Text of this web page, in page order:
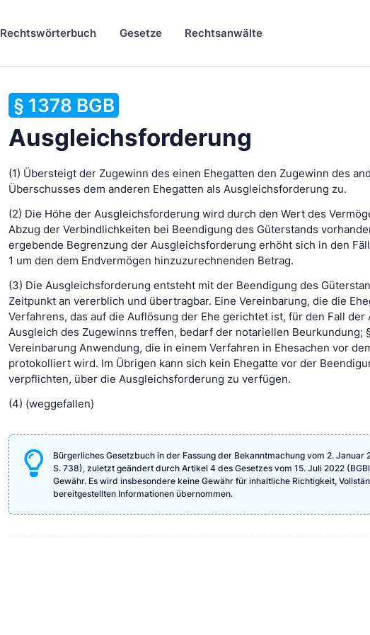
Rechtswörterbuch Gesetze Rechtsanwälte
§ 1378 BGB
Ausgleichsforderung
(1) Übersteigt der Zugewinn des einen Ehegatten den Zugewinn des
Überschusses dem anderen Ehegatten als Ausgleichsforderung zu.
(2) Die Höhe der Ausgleichsforderung wird durch den Wert des
Abzug der Verbindlichkeiten bei Beendigung des Güterstands
ergebende Begrenzung der Ausgleichsforderung erhöht sich in den
1 um den dem Endvermögen hinzuzurechnenden Betrag.
(3) Die Ausgleichsforderung entsteht mit der Beendigung des
Zeitpunkt an vererblich und übertragbar. Eine Vereinbarung, die die
Verfahrens, das auf die Auflösung der Ehe gerichtet ist, für den Fall der
Ausgleich des Zugewinns treffen, bedarf der notariellen Beurkundung;
Vereinbarung Anwendung, die in einem Verfahren in Ehesachen vor
protokolliert wird. Im Übrigen kann sich kein Ehegatte vor der
verpflichten, über die Ausgleichsforderung zu verfügen.
(4) (weggefallen)
Bürgerliches Gesetzbuch in der Fassung der Bekanntmachung vom 2. Januar
S. 738), zuletzt geändert durch Artikel 4 des Gesetzes vom 15. Juli 2022
Gewähr. Es wird insbesondere keine Gewähr für inhaltliche Richtigkeit,
bereitgestellten Informationen übernommen.